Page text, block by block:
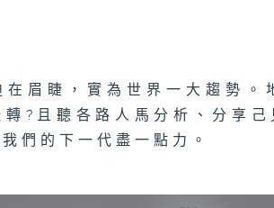
在眉睫，實為世界一大趨勢
轉?且聽各路人馬分析、分享
們的下一代盡一點力。